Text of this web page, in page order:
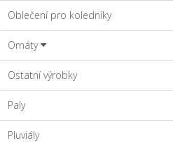
Oblečení pro koledníky
Ornáty
Ostatní výrobky
Paly
Pluviály